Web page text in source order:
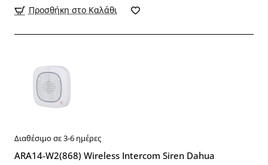
Προσθήκη στο Καλάθι
Διαθέσιμο σε 3-6 ημέρες
ARA14-W2(868) Wireless Intercom Siren Dahua